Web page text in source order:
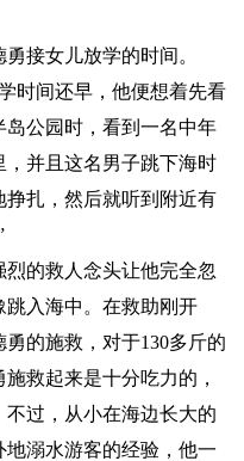
接女儿放学的时间。
时间还早，他便想着先看
公园时，看到一名中年
并且这名男子跳下海时
扎，然后就听到附近有
的救人念头让他完全忽
入海中。在救助刚开
的施救，对于130多斤的
救起来是十分吃力的，
过，从小在海边长大的
溺水游客的经验，他一